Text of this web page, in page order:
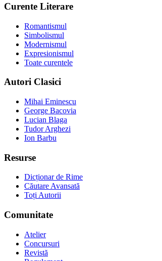
Curente Literare
Romantismul
Simbolismul
Modernismul
Expresionismul
Toate curentele
Autori Clasici
Mihai Eminescu
George Bacovia
Lucian Blaga
Tudor Arghezi
Ion Barbu
Resurse
Dicționar de Rime
Căutare Avansată
Toți Autorii
Comunitate
Atelier
Concursuri
Revistă